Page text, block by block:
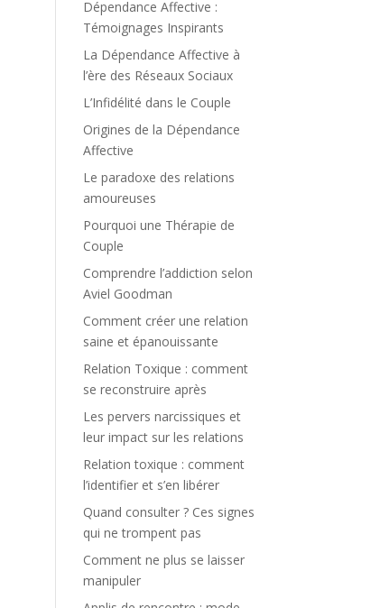
Dépendance Affective :
Témoignages Inspirants
La Dépendance Affective à
l’ère des Réseaux Sociaux
L’Infidélité dans le Couple
Origines de la Dépendance
Affective
Le paradoxe des relations
amoureuses
Pourquoi une Thérapie de
Couple
Comprendre l’addiction selon
Aviel Goodman
Comment créer une relation
saine et épanouissante
Relation Toxique : comment
se reconstruire après
Les pervers narcissiques et
leur impact sur les relations
Relation toxique : comment
l’identifier et s’en libérer
Quand consulter ? Ces signes
qui ne trompent pas
Comment ne plus se laisser
manipuler